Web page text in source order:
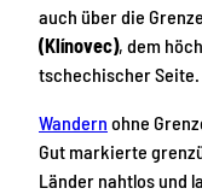
auch über die
(Klínovec), dem
tschechischer Seite.
Wandern ohne
Gut markierte
Länder nahtlos und